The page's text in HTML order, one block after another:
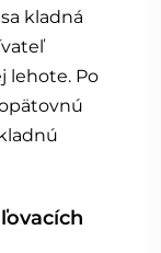
kladná
lehote. Po